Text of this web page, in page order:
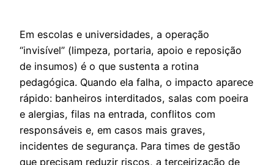
Em escolas e universidades, a operação
“invisível” (limpeza, portaria, apoio e reposição
de insumos) é o que sustenta a rotina
pedagógica. Quando ela falha, o impacto aparece
rápido: banheiros interditados, salas com poeira
e alergias, filas na entrada, conflitos com
responsáveis e, em casos mais graves,
incidentes de segurança. Para times de gestão
que precisam reduzir riscos, a terceirização de